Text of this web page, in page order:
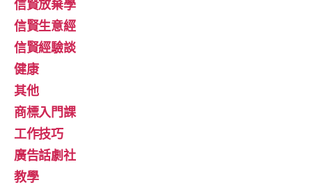
信賢放棄學
信賢生意經
信賢經驗談
健康
其他
商標入門課
工作技巧
廣告話劇社
教學